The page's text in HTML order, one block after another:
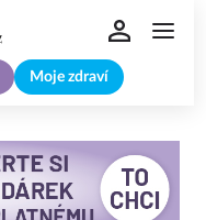
Moje zdraví